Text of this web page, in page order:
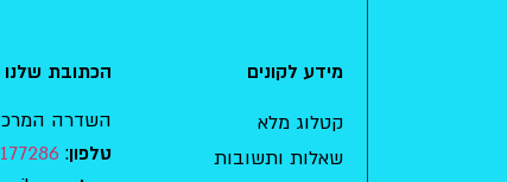
מידע לקונים
קטלוג מלא
שאלות ותשובות
הכתובת שלנו
השדרה המרכזית 15 , מודיעין-
טלפון: